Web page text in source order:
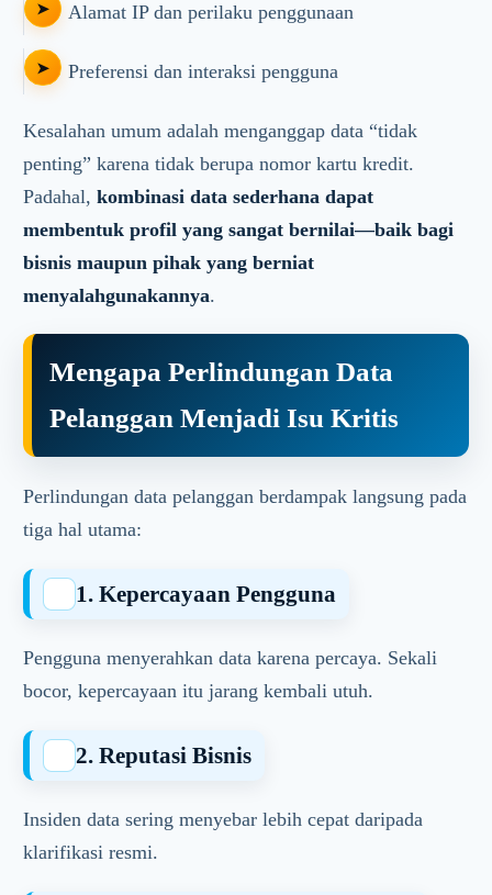
Alamat IP dan perilaku penggunaan
Preferensi dan interaksi pengguna
Kesalahan umum adalah menganggap data “tidak
penting” karena tidak berupa nomor kartu kredit.
Padahal,kombinasi data sederhana dapat
membentuk profil yang sangat bernilai—baik bagi
bisnis maupun pihak yang berniat
menyalahgunakannya.
Mengapa Perlindungan Data
Pelanggan Menjadi Isu Kritis
Perlindungan data pelanggan berdampak langsung pada
tiga hal utama:
1. Kepercayaan Pengguna
Pengguna menyerahkan data karena percaya. Sekali
bocor, kepercayaan itu jarang kembali utuh.
2. Reputasi Bisnis
Insiden data sering menyebar lebih cepat daripada
klarifikasi resmi.